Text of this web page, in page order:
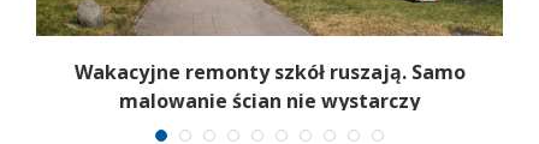
Wakacyjne remonty szkół ruszają. Samo
malowanie ścian nie wystarczy